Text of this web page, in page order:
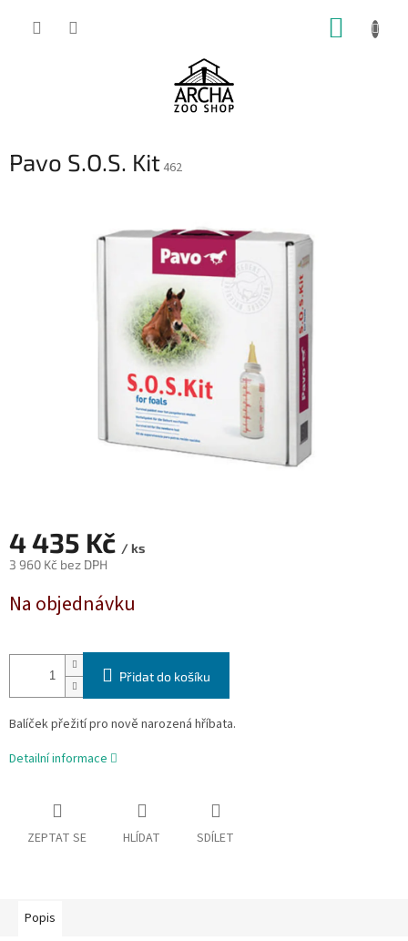
Pavo S.O.S. Kit 462
4 435 Kč / ks
3 960 Kč bez DPH
cena:
Na objednávku
Přidat do košíku
Balíček přežití pro nově narozená hříbata.
Detailní informace
ZEPTAT SE HLÍDAT SDÍLET
Popis